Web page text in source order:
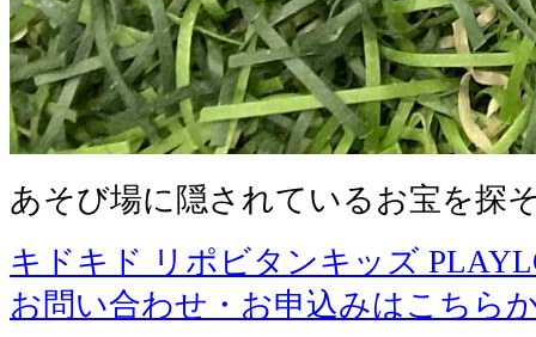
あそび場に隠されているお宝を探
キドキド リポビタンキッズ
お問い合わせ・お申込みはこちら